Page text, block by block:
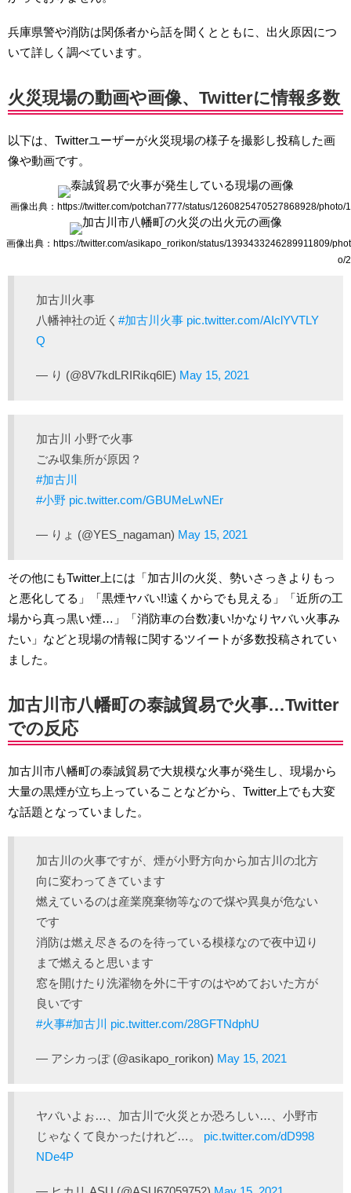
兵庫県警や消防は関係者から話を聞くとともに、出火原因につ
いて詳しく調べています。
火災現場の動画や画像、Twitterに情報多数
以下は、Twitterユーザーが火災現場の様子を撮影し投稿した画
像や動画です。
画像出典：https://twitter.com/potchan777/status/1260825470527868928/photo/1
画像出典：https://twitter.com/asikapo_rorikon/status/1393433246289911809/phot
o/2
加古川火事
八幡神社の近く #加古川火事 pic.twitter.com/AIclYVTLY
Q
— り (@8V7kdLRIRikq6lE) May 15, 2021
加古川 小野で火事
ごみ収集所が原因？
#加古川
#小野 pic.twitter.com/GBUMeLwNEr
— りょ (@YES_nagaman) May 15, 2021
その他にもTwitter上には「加古川の火災、勢いさっきよりもっ
と悪化してる」「黒煙ヤバい!!遠くからでも見える」「近所の工
場から真っ黒い煙…」「消防車の台数凄い!かなりヤバい火事み
たい」などと現場の情報に関するツイートが多数投稿されてい
ました。
加古川市八幡町の泰誠貿易で火事…Twitter
での反応
加古川市八幡町の泰誠貿易で大規模な火事が発生し、現場から
大量の黒煙が立ち上っていることなどから、Twitter上でも大変
な話題となっていました。
加古川の火事ですが、煙が小野方向から加古川の北方
向に変わってきています
燃えているのは産業廃棄物等なので煤や異臭が危ない
です
消防は燃え尽きるのを待っている模様なので夜中辺り
まで燃えると思います
窓を開けたり洗濯物を外に干すのはやめておいた方が
良いです
#火事#加古川 pic.twitter.com/28GFTNdphU
— アシカっぽ (@asikapo_rorikon) May 15, 2021
ヤバいよぉ…、加古川で火災とか恐ろしい…、小野市
じゃなくて良かったけれど…。 pic.twitter.com/dD998
NDe4P